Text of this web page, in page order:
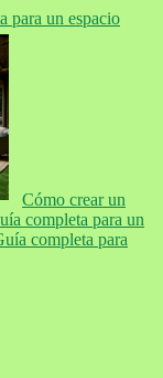
para un espacio
Cómo crear un
completa para un
completa para